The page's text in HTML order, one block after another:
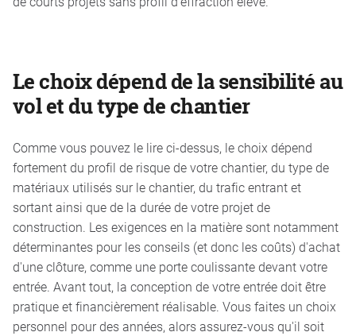
Le choix dépend de la sensibilité au
vol et du type de chantier
Comme vous pouvez le lire ci-dessus, le choix dépend
fortement du profil de risque de votre chantier, du type de
matériaux utilisés sur le chantier, du trafic entrant et
sortant ainsi que de la durée de votre projet de
construction. Les exigences en la matière sont notamment
déterminantes pour les conseils (et donc les coûts) d'achat
d'une clôture, comme une porte coulissante devant votre
entrée. Avant tout, la conception de votre entrée doit être
pratique et financièrement réalisable. Vous faites un choix
personnel pour des années, alors assurez-vous qu'il soit